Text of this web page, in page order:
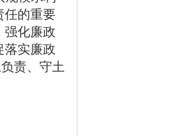
任的重要
强化廉政
落实廉政
责、守土